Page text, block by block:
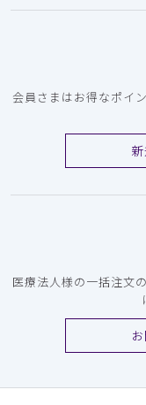
会員さまはお得なポイ
医療法人様の一括注文